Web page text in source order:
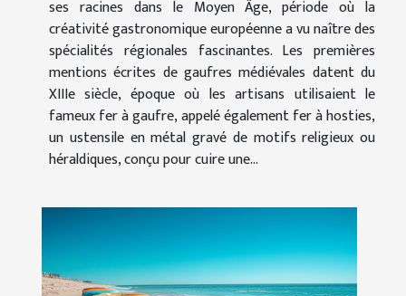
ses racines dans le Moyen Âge, période où la
créativité gastronomique européenne a vu naître des
spécialités régionales fascinantes. Les premières
mentions écrites de gaufres médiévales datent du
XIIIe siècle, époque où les artisans utilisaient le
fameux fer à gaufre, appelé également fer à hosties,
un ustensile en métal gravé de motifs religieux ou
héraldiques, conçu pour cuire une...